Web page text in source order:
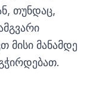
თუნდაც,
მისი მანამდე